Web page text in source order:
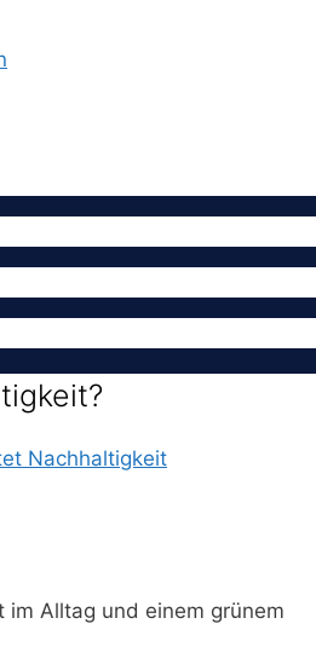
Nachhaltigkeit
im Alltag und einem grünem